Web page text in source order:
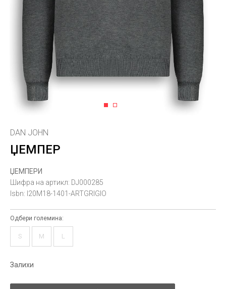
1 2
DAN JOHN
ЏЕМПЕР
ЏЕМПЕРИ
Шифра на артикл: DJ000285
Isbn: I20M18-1401-ARTGRIGIO
Одбери големина:
S M L
Залихи